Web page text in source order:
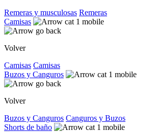
Remeras y musculosas Remeras
Camisas
Volver
Camisas Camisas
Buzos y Canguros
Volver
Buzos y Canguros Canguros y Buzos
Shorts de baño